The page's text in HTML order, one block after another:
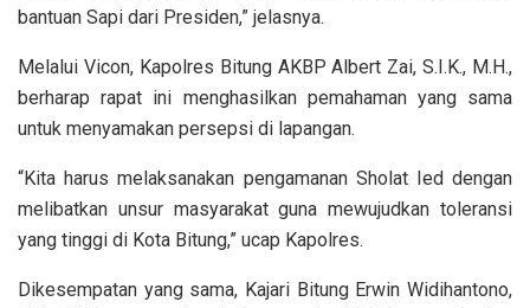
bantuan Sapi dari Presiden,” jelasnya.
Melalui Vicon, Kapolres Bitung AKBP Albert Zai, S.I.K., M.H.,
berharap rapat ini menghasilkan pemahaman yang sama
untuk menyamakan persepsi di lapangan.
“Kita harus melaksanakan pengamanan Sholat Ied dengan
melibatkan unsur masyarakat guna mewujudkan toleransi
yang tinggi di Kota Bitung,” ucap Kapolres.
Dikesempatan yang sama, Kajari Bitung Erwin Widihantono,